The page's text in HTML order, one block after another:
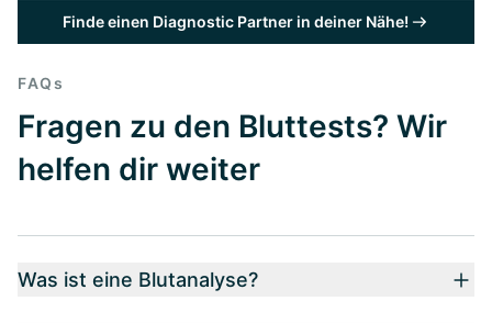
Finde einen Diagnostic Partner in deiner Nähe!
FAQs
Fragen zu den Bluttests? Wir
helfen dir weiter
Was ist eine Blutanalyse?